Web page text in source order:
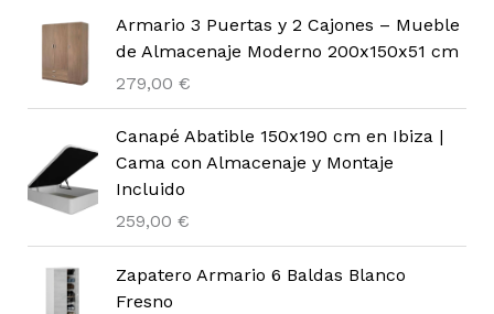
Armario 3 Puertas y 2 Cajones – Mueble
de Almacenaje Moderno 200x150x51 cm
279,00 €
Canapé Abatible 150x190 cm en Ibiza |
Cama con Almacenaje y Montaje
Incluido
259,00 €
Zapatero Armario 6 Baldas Blanco
Fresno